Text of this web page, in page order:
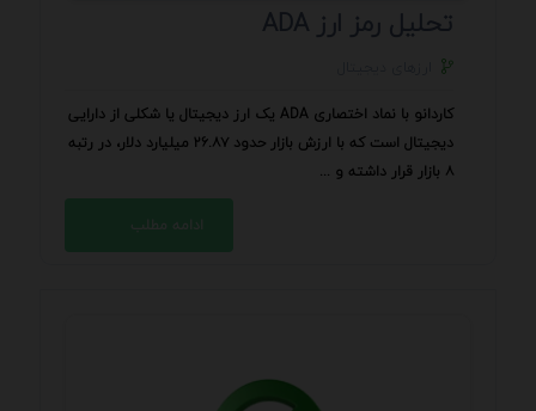
تحلیل رمز ارز ADA
کاردانو با نماد اختصاری ADA یک ارز دیجیتال یا شکلی از دارایی
دیجیتال است که با ارزش بازار حدود ۲۶.۸۷ میلیارد دلار، در رتبه
۸ بازار قرار داشته و ...
ادامه مطلب